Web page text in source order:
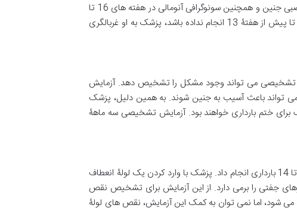
صرف نظر از نتیجۀ مثبت یا منفی غربالگری سه ماهۀ اول، آزمایش آلفا فیتوپروتئین AFP برای غربالگری نقص های لولۀ عصبی جنین و همچنین سونوگرافی آنومالی در هفته های 16 تا
18 بارداری برای غربالگری ناهنجاری های ساختاری جنین درخواست می شود. درصورتی که مادر غربالگری سه ماهۀ اول را تا پیش از هفتۀ 13 انجام نداده باشد، پزشک به او غربالگری
های تشخیصی می تواند وجود مشکل را تشخیص دهد. آزمایش
می تواند باعث آسیب به جنین شوند. به همین دلیل، پزشک
ختم بارداری خواهند بود. آزمایش تشخیصی سه ماهۀ
پزشکان از این آزمایش برای بررسی سلول های درون جفت استفاده می کنند. آزمایش CVS را می توان بین هفته های 11 تا 14 بارداری انجام داد. پزشک با وارد کردن یک لولۀ انعطاف
جفتی را برمی دارد. از این آزمایش برای تشخیص نقص
می شود، اما نمی توان به کمک این آزمایش، نقص های لولۀ